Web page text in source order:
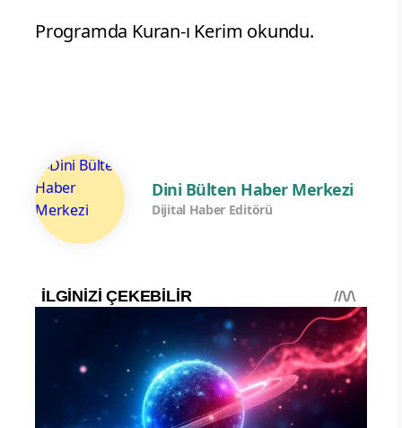
Programda Kuran-ı Kerim okundu.
Dini Bülten Haber Merkezi
Dijital Haber Editörü